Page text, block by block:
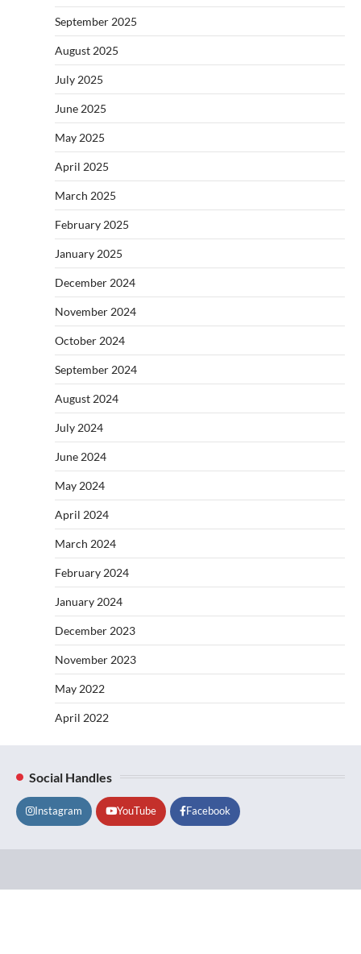
September 2025
August 2025
July 2025
June 2025
May 2025
April 2025
March 2025
February 2025
January 2025
December 2024
November 2024
October 2024
September 2024
August 2024
July 2024
June 2024
May 2024
April 2024
March 2024
February 2024
January 2024
December 2023
November 2023
May 2022
April 2022
Social Handles
Instagram YouTube Facebook